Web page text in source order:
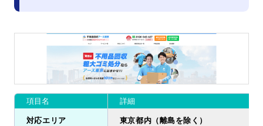
項目名 詳細
対応エリア 東京都内（離島を除く）